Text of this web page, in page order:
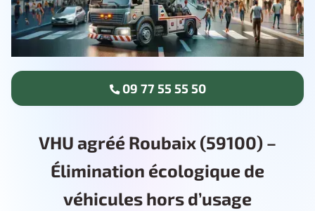
VHU agréé Roubaix (59100) –
Élimination écologique de
véhicules hors d’usage
09 77 55 55 50